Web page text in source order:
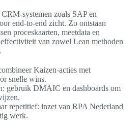
systemen zoals SAP en
end-to-end zicht. Zo ontstaan
proceskaarten, meetdata en
van zowel Lean methoden
Kaizen-acties met
snelle wins.
gebruik DMAIC en dashboards om
repetitief: inzet van RPA Nederland
werk.